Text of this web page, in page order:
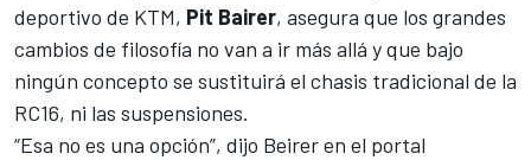
deportivo de KTM, Pit Bairer, asegura que los grandes
cambios de filosofía no van a ir más allá y que bajo
ningún concepto se sustituirá el chasis tradicional de la
RC16, ni las suspensiones.
“Esa no es una opción”, dijo Beirer en el portal